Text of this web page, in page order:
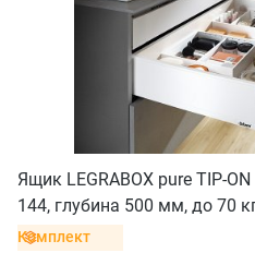
Ящик LEGRABOX pure TIP-
144, глубина 500 мм, до 70
Комплект